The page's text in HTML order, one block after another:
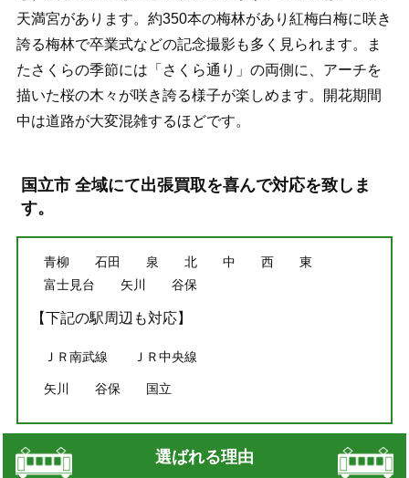
天満宮があります。約350本の梅林があり紅梅白梅に咲き
誇る梅林で卒業式などの記念撮影も多く見られます。ま
たさくらの季節には「さくら通り」の両側に、アーチを
描いた桜の木々が咲き誇る様子が楽しめます。開花期間
中は道路が大変混雑するほどです。
国立市 全域にて出張買取を喜んで対応を致しま
す。
青柳 石田 泉 北 中 西
東
富士見台
矢川 谷保
【下記の駅周辺も対応】
ＪＲ南武線 ＪＲ中央線
矢川 谷保 国立
選ばれる理由